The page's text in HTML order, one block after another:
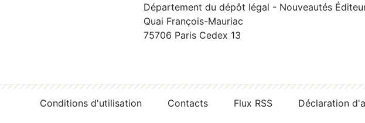
Département du dépôt légal - Nouveautés
Quai François-Mauriac
75706 Paris Cedex 13
Conditions d'utilisation Contacts Flux RSS Déclaration